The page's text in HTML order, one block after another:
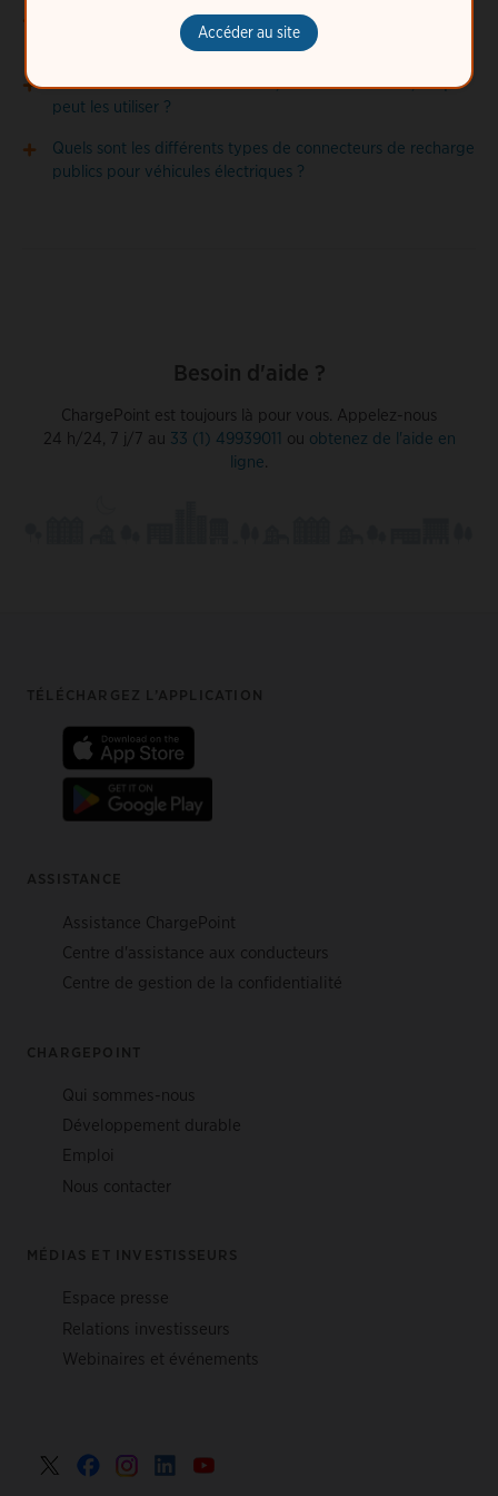
Accéder au site
Puis-je recharger mon véhicule électrique par tous les
Que sont les connecteurs NACS, CCS et CHAdeMO, et qui
peut les utiliser ?
Quels sont les différents types de connecteurs de recharge
publics pour véhicules électriques ?
Besoin d'aide ?
ChargePoint est toujours là pour vous. Appelez-nous
24 h/24, 7 j/7 au 33 (1) 49939011 ou obtenez de l'aide en
ligne.
Footer
TÉLÉCHARGEZ L’APPLICATION
ASSISTANCE
Assistance ChargePoint
Centre d'assistance aux conducteurs
Centre de gestion de la confidentialité
CHARGEPOINT
Qui sommes-nous
Développement durable
Emploi
Nous contacter
MÉDIAS ET INVESTISSEURS
Espace presse
Relations investisseurs
Webinaires et événements